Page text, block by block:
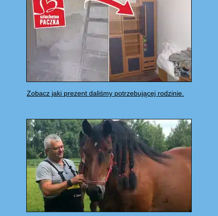
Zobacz jaki prezent daliśmy potrzebującej rodzinie.